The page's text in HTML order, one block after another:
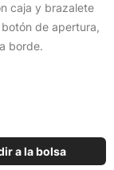
caja y brazalete
de apertura,
borde.
a la bolsa